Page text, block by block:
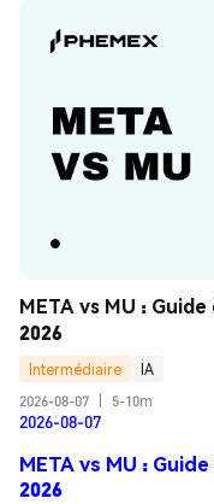
META vs MU :
2026
Intermédiaire
IA
2026-08-07
5-10m
2026-08-07
META vs MU :
2026